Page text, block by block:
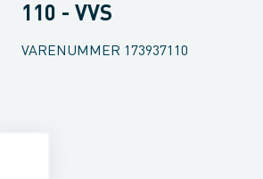
110 - VVS
VARENUMMER 173937110